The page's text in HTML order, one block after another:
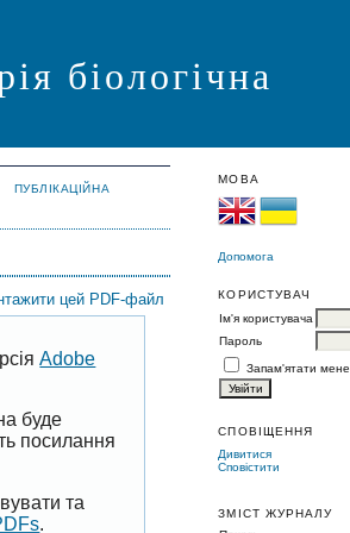
біологічна
МОВА
Допомога
КОРИСТУВАЧ
Ім'я користувача
Пароль
Запам'ятати мене
СПОВІЩЕННЯ
Дивитися
Сповістити
ЗМІСТ ЖУРНАЛУ
ПУБЛІКАЦІЙНА
цей PDF-файл
Adobe
буде
посилання
та
.